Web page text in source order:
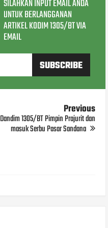
SILAHKAN INPUT EMAIL ANDA
UNTUK BERLANGGANAN
ARTIKEL KODIM 1305/BT VIA
EMAIL
Previous
Dandim 1305/BT Pimpin Prajurit dan
masuk Serbu Pasar Sandana